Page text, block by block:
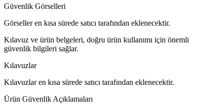
Güvenlik Görselleri
Görseller en kısa sürede satıcı tarafından eklenecektir.
Kılavuz ve ürün belgeleri, doğru ürün kullanımı için önemli
güvenlik bilgileri sağlar.
Kılavuzlar
Kılavuzlar en kısa sürede satıcı tarafından eklenecektir.
Ürün Güvenlik Açıklamaları